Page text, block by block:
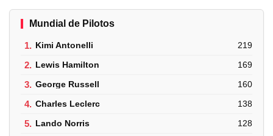
Mundial de Pilotos
1. Kimi Antonelli 219
2. Lewis Hamilton 169
3. George Russell 160
4. Charles Leclerc 138
5. Lando Norris 128